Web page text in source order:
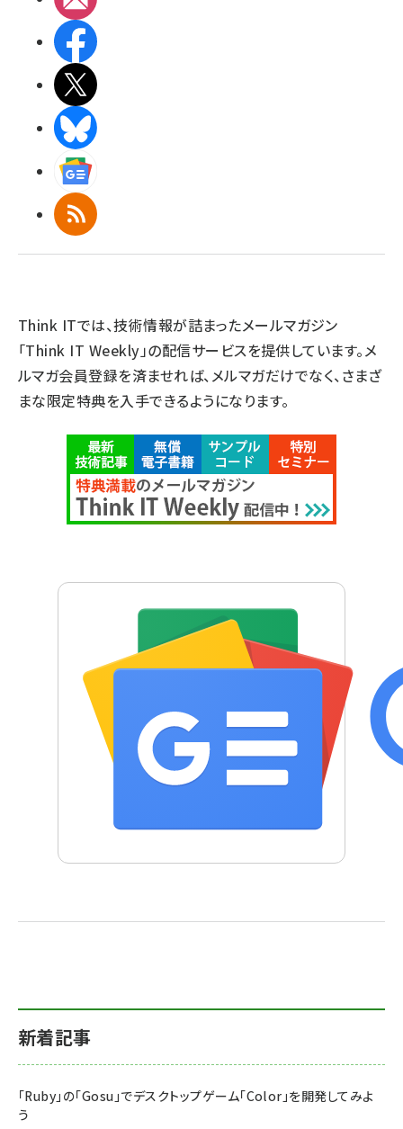
RSS
Think ITでは、技術情報が詰まったメールマガジン
「Think IT Weekly」の配信サービスを提供しています。メ
ルマガ会員登録を済ませれば、メルマガだけでなく、さまざ
まな限定特典を入手できるようになります。
新着記事
「Ruby」の「Gosu」でデスクトップゲーム「Color」を開発してみよ
う